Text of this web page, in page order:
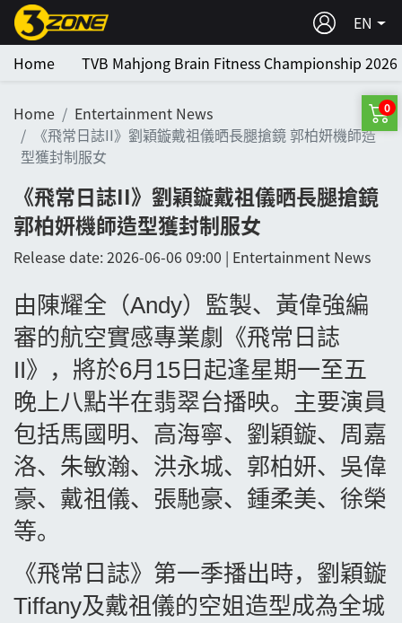
EN
Home
TVB Mahjong Brain Fitness Championship 2026
Home
Entertainment News
《飛常日誌II》劉穎鏇戴祖儀晒長腿搶鏡 郭柏妍機師造
型獲封制服女
《飛常日誌II》劉穎鏇戴祖儀晒長腿搶鏡
郭柏妍機師造型獲封制服女
Release date: 2026-06-06 09:00 | Entertainment News
由陳耀全（Andy）監製、黃偉強編
審的航空實感專業劇《飛常日誌
II》，將於6月 15 日起逢星期一至五
晚上八點半在翡翠台播映。主要演員
包括馬國明、高海寧、劉穎鏇、周嘉
洛、朱敏瀚、洪永城、郭柏妍、吳偉
豪、戴祖儀、張馳豪、鍾柔美、徐榮
等。
《飛常日誌》第一季播出時，劉穎鏇
Tiffany及戴祖儀的空姐造型成為全城
0